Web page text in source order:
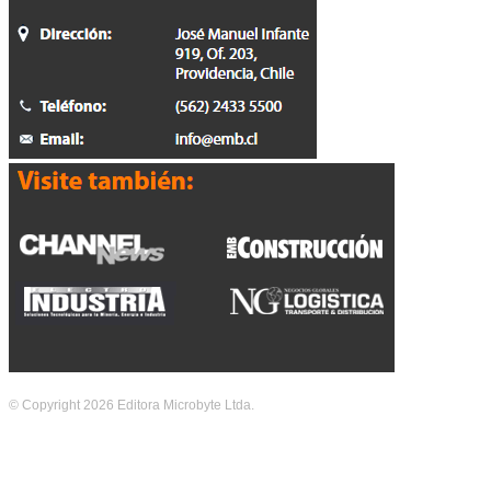
© Copyright 2026 Editora Microbyte Ltda.